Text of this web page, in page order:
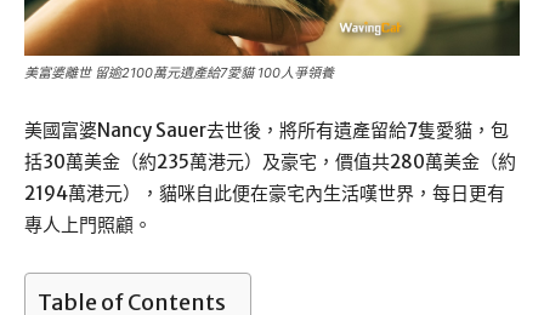
美富婆離世 留逾2100萬元遺產給7愛貓 100人爭領養
美國富婆Nancy Sauer去世後，將所有遺產留給7隻愛貓，包
括30萬美金（約235萬港元）及豪宅，價值共280萬美金（約
2194萬港元），貓咪自此便在豪宅內生活嘆世界，每日更有
專人上門照顧。
Table of Contents